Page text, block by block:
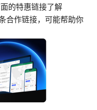
的特惠链接了解
合作链接，可能帮助你